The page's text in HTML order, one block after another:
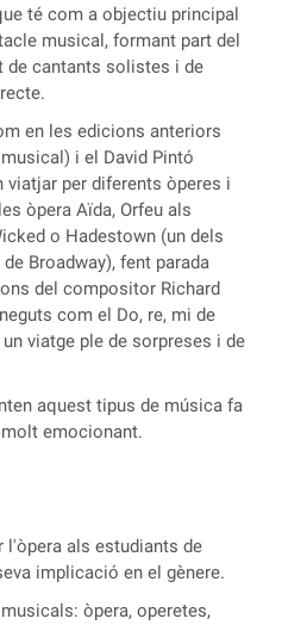
té com a objectiu principal
musical, formant part del
de cantants solistes i de
en les edicions anteriors
i el David Pintó
per diferents òperes i
òpera Aïda, Orfeu als
o Hadestown (un dels
Broadway), fent parada
del compositor Richard
com el Do, re, mi de
viatge ple de sorpreses i de
aquest tipus de música fa
emocionant.
l'òpera als estudiants de
implicació en el gènere.
òpera, operetes,